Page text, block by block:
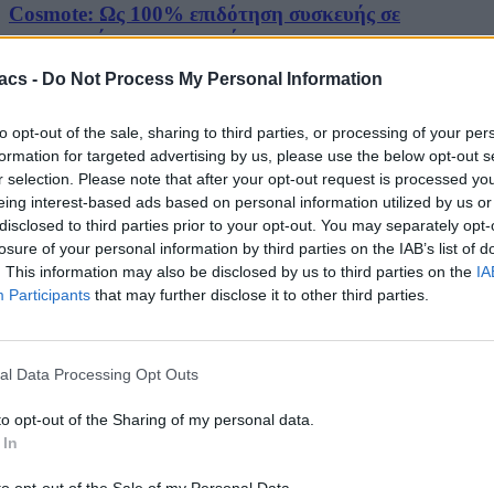
- Do Not Process My Personal Information
opt-out of the sale, sharing to third parties, or processing of your
for targeted advertising by us, please use the below opt-out
selection. Please note that after your opt-out request is processed
interest-based ads based on personal information utilized by us
to third parties prior to your opt-out. You may separately
of your personal information by third parties on the IAB’s list of
This information may also be disclosed by us to third parties on the
Participants that may further disclose it to other third parties.
Data Processing Opt Outs
opt-out of the Sharing of my personal data.
Cosmote: Ως 100% επιδότηση συσκευής σε
μετατροπή καρτοκινητού
10/08/2026